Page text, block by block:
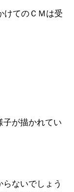
けてのＣＭは受
子が描かれてい
ないでしょう